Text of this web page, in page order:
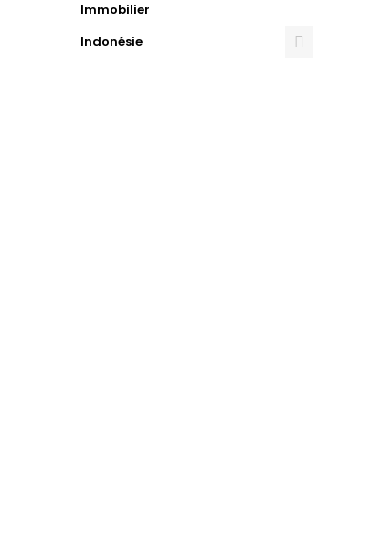
Immobilier
Indonésie